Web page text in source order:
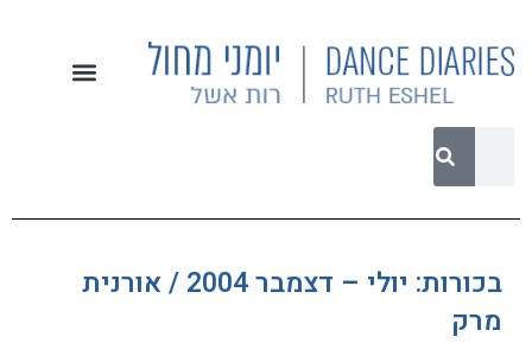
בכורות: יולי – דצמבר 2004 / אורנית
מרק